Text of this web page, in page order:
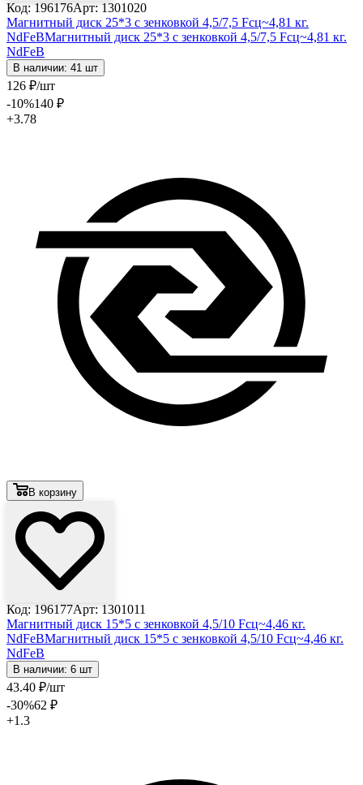
Код: 196176Арт: 1301020
Магнитный диск 25*3 с зенковкой 4,5/7,5 Fсц~4,81 кг.
NdFeBМагнитный диск 25*3 с зенковкой 4,5/7,5 Fсц~4,81 кг.
NdFeB
В наличии: 41 шт
126 ₽/шт
-10%140 ₽
+3.78
В корзину
Код: 196177Арт: 1301011
Магнитный диск 15*5 с зенковкой 4,5/10 Fсц~4,46 кг.
NdFeBМагнитный диск 15*5 с зенковкой 4,5/10 Fсц~4,46 кг.
NdFeB
В наличии: 6 шт
43.40 ₽/шт
-30%62 ₽
+1.3